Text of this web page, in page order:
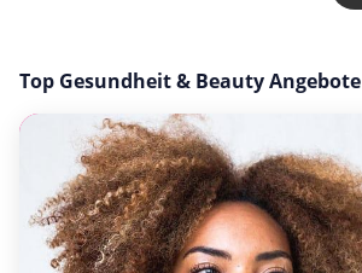
Top Gesundheit & Beauty Angebote